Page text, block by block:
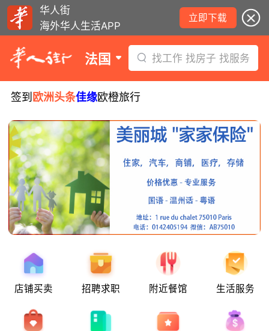
华人街
海外华人生活APP
立即下载
法国 找工作 找房子 找服务
签到 欧洲头条佳缘欧橙旅行
店铺买卖 招聘求职 附近餐馆 生活服务
8月6日要闻：法国医学实习名额大增！
地铁8号线部分关闭！宠物店违规罚款出
炉！
巴黎地铁音乐家海选启动！